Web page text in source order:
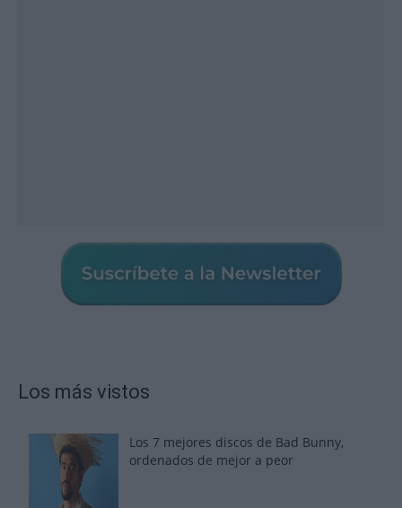
Los más vistos
Los 7 mejores discos de Bad Bunny,
ordenados de mejor a peor